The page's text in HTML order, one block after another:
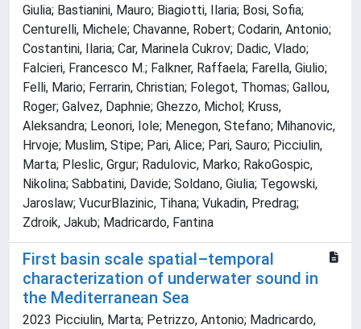
Giulia; Bastianini, Mauro; Biagiotti, Ilaria; Bosi, Sofia;
Centurelli, Michele; Chavanne, Robert; Codarin, Antonio;
Costantini, Ilaria; Car, Marinela Cukrov; Dadic, Vlado;
Falcieri, Francesco M.; Falkner, Raffaela; Farella, Giulio;
Felli, Mario; Ferrarin, Christian; Folegot, Thomas; Gallou,
Roger; Galvez, Daphnie; Ghezzo, Michol; Kruss,
Aleksandra; Leonori, Iole; Menegon, Stefano; Mihanovic,
Hrvoje; Muslim, Stipe; Pari, Alice; Pari, Sauro; Picciulin,
Marta; Pleslic, Grgur; Radulovic, Marko; RakoGospic,
Nikolina; Sabbatini, Davide; Soldano, Giulia; Tegowski,
Jaroslaw; VucurBlazinic, Tihana; Vukadin, Predrag;
Zdroik, Jakub; Madricardo, Fantina
First basin scale spatial–temporal
characterization of underwater sound in
the Mediterranean Sea
2023 Picciulin, Marta; Petrizzo, Antonio; Madricardo,